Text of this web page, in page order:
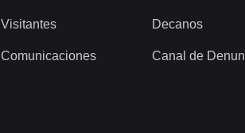
Visitantes
Comunicaciones
Decanos
Canal de